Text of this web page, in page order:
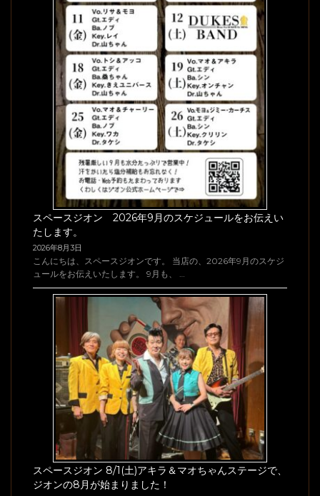
スペースジオン 2026年9月のスケジュールをお伝えい
たします。
2026年8月3日
こんにちは、スペースジオンです。 当店の、2026年9月のスケジ
ュールをお伝えいたします。 9月も、 …
スペースジオン 8/1(土)アキラ＆マオちゃんステージで、
ジオンの8月が始まりました！